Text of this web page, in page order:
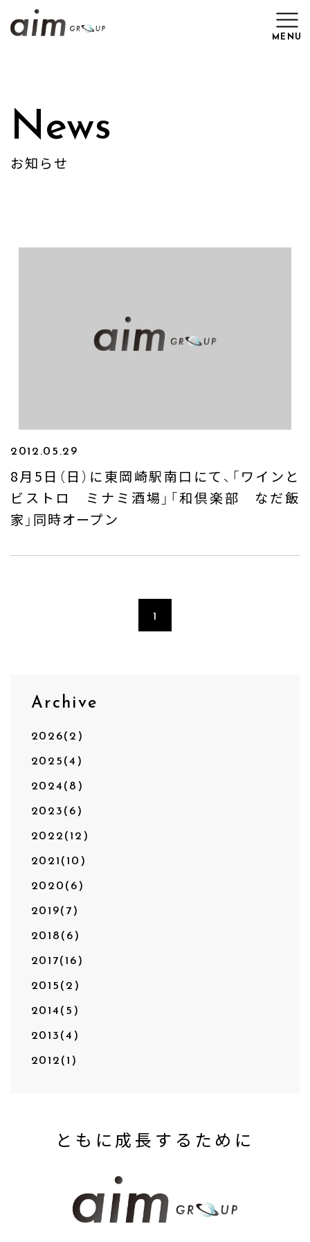
MENU
News
Company
Produce
Contact
News
お知らせ
2012.05.29
8月5日（日）に東岡崎駅南口にて、「ワインと
ビストロ ミナミ酒場」「和倶楽部 なだ飯
家」同時オープン
1
Archive
2026(2)
2025(4)
2024(8)
2023(6)
2022(12)
2021(10)
2020(6)
2019(7)
2018(6)
2017(16)
2015(2)
2014(5)
2013(4)
2012(1)
ともに成長するために